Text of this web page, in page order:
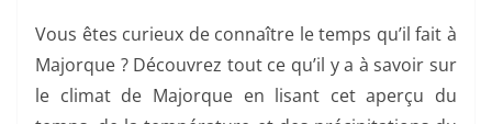
Vous êtes curieux de connaître le temps qu’il fait à
Majorque ? Découvrez tout ce qu’il y a à savoir sur
le climat de Majorque en lisant cet aperçu du